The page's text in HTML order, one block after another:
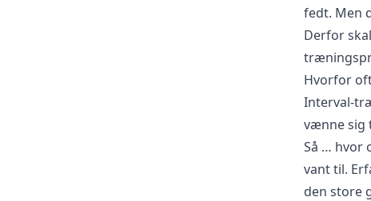
fedt. Men
Derfor
Hvorfor
Interval-
vænne sig
Så … hvor
vant til.
den store